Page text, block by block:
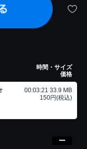
時間・サイズ
価格
00:03:21 33.9 MB
150円(税込)